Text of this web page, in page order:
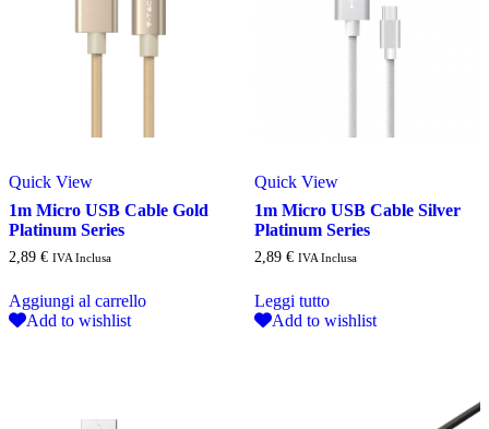
Quick View
1m Micro USB Cable Gold
Platinum Series
2,89 € IVA Inclusa
Aggiungi al carrello
Add to wishlist
Quick View
1m Micro USB Cable Silver
Platinum Series
2,89 € IVA Inclusa
Leggi tutto
Add to wishlist